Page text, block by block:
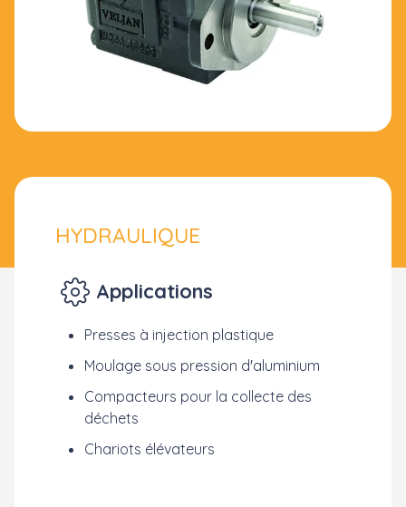
HYDRAULIQUE
Applications
Presses à injection plastique
Moulage sous pression d'aluminium
Compacteurs pour la collecte des
déchets
Chariots élévateurs